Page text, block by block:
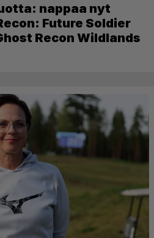
nappaa nyt
Future Soldier
Recon Wildlands